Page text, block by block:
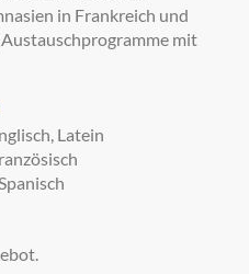
in Frankreich und
mit
Latein